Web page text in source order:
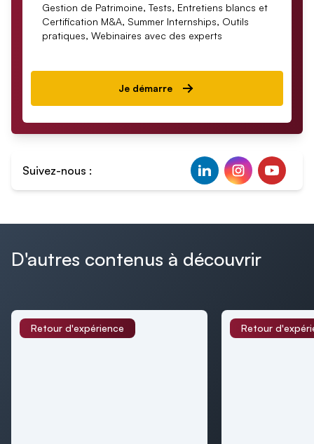
Gestion de Patrimoine, Tests, Entretiens blancs et
Certification M&A, Summer Internships, Outils
pratiques, Webinaires avec des experts
Je démarre
Suivez-nous :
D'autres contenus à découvrir
Retour d'expérience Retour